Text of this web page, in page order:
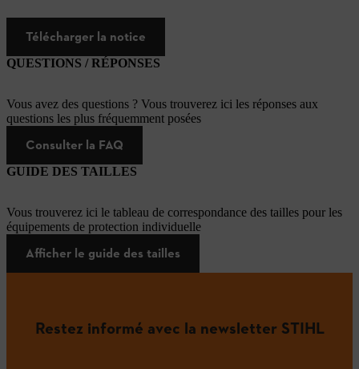
Télécharger la notice
QUESTIONS / RÉPONSES
Vous avez des questions ? Vous trouverez ici les réponses aux
questions les plus fréquemment posées
Consulter la FAQ
GUIDE DES TAILLES
Vous trouverez ici le tableau de correspondance des tailles pour les
équipements de protection individuelle
Afficher le guide des tailles
Restez informé avec la newsletter STIHL